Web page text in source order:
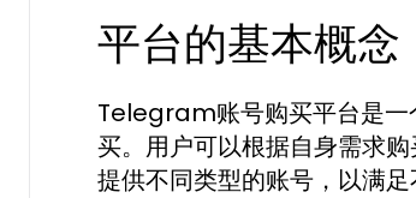
平台的基本概念
Telegram账号购买平台是一
买。用户可以根据自身需求
提供不同类型的账号，以满足